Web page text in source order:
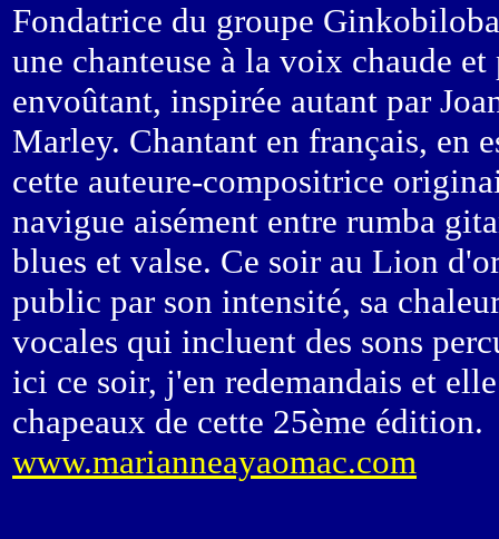
Fondatrice du groupe
une chanteuse à la voix chaude
envoûtant, inspirée autant par
Marley. Chantant en français, en
cette auteure-compositrice
navigue aisément entre rumba
blues et valse. Ce soir au Lion
public par son intensité, sa
vocales qui incluent des sons
ici ce soir, j'en redemandais et
chapeaux de cette 25ème édition.
www.marianneayaomac.com